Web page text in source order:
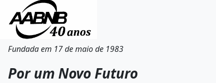
Fundada em 17 de maio de 1983
Por um Novo Futuro